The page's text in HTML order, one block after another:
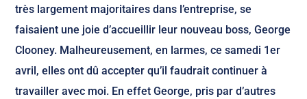
très largement majoritaires dans l’entreprise, se
faisaient une joie d’accueillir leur nouveau boss, George
Clooney. Malheureusement, en larmes, ce samedi 1er
avril, elles ont dû accepter qu’il faudrait continuer à
travailler avec moi. En effet George, pris par d’autres